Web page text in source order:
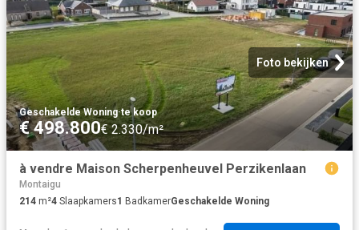
Foto bekijken
Geschakelde Woning·te koop
€ 498.800€ 2.330/m²
à vendre Maison Scherpenheuvel Perzikenlaan
Montaigu
214 m²4 Slaapkamers1 BadkamerGeschakelde Woning